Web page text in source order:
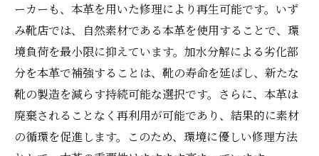
ーカーも、本革を用いた修理により再生可能です。いず
み靴店では、自然素材である本革を使用することで、環
境負荷を最小限に抑えています。加水分解による劣化部
分を本革で補強することは、靴の寿命を延ばし、新たな
靴の製造を減らす持続可能な選択です。さらに、本革は
廃棄されることなく再利用が可能であり、結果的に素材
の循環を促進します。このため、環境に優しい修理方法